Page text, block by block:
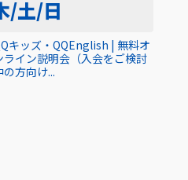
/土/日
キッズ・QQEnglish | 無料オ
ライン説明会（入会をご検討
の方向け...